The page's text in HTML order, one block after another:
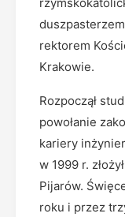
rektorem
Krakowie.
Rozpoczął
powołanie
kariery
w 1999 r.
Pijarów.
roku i przez